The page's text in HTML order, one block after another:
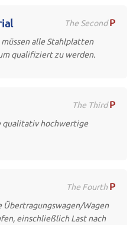
The Second P
müssen alle Stahlplatten
qualifiziert zu werden.
The Third P
qualitativ hochwertige
The Fourth P
Übertragungswagen/Wagen
einschließlich Last nach